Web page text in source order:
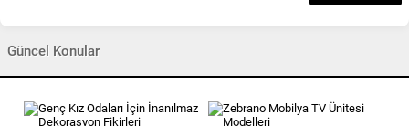
Güncel Konular